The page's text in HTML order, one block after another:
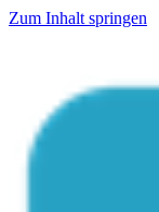
Zum Inhalt springen